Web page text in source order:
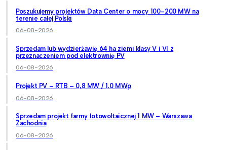
Poszukujemy projektów Data Center o mocy 100–200 MW na
terenie całej Polski
06-08-2026
Sprzedam lub wydzierżawię 64 ha ziemi klasy V i VI z
przeznaczeniem pod elektrownię PV
06-08-2026
Projekt PV – RTB – 0,8 MW / 1,0 MWp
06-08-2026
Sprzedam projekt farmy fotowoltaicznej 1 MW – Warszawa
Zachodnia
06-08-2026